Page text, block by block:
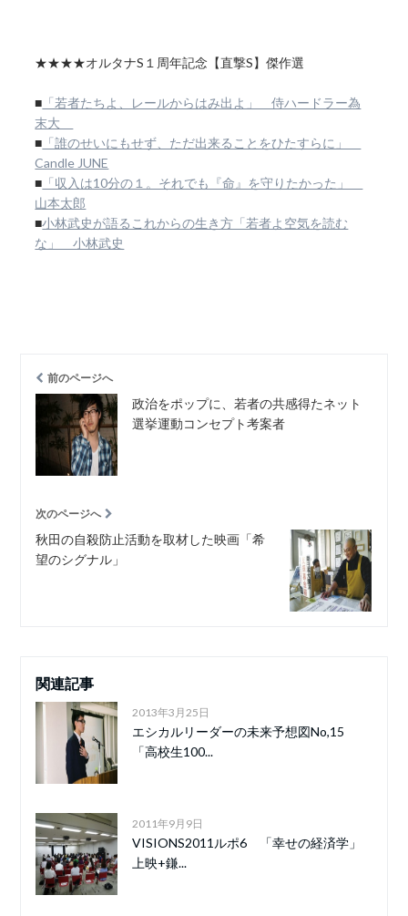
★★★★オルタナS１周年記念【直撃S】傑作選
■ 「若者たちよ、レールからはみ出よ」 侍ハードラー為
末大
■ 「誰のせいにもせず、ただ出来ることをひたすらに」
Candle JUNE
■ 「収入は10分の１。それでも『命』を守りたかった」
山本太郎
■小林武史が語るこれからの生き方「若者よ空気を読む
な」 小林武史
前のページへ
政治をポップに、若者の共感得たネット
選挙運動コンセプト考案者
次のページへ
秋田の自殺防止活動を取材した映画「希
望のシグナル」
関連記事
2013年3月25日
エシカルリーダーの未来予想図No,15
「高校生100...
2011年9月9日
VISIONS2011ルポ6 「幸せの経済学」
上映+鎌...